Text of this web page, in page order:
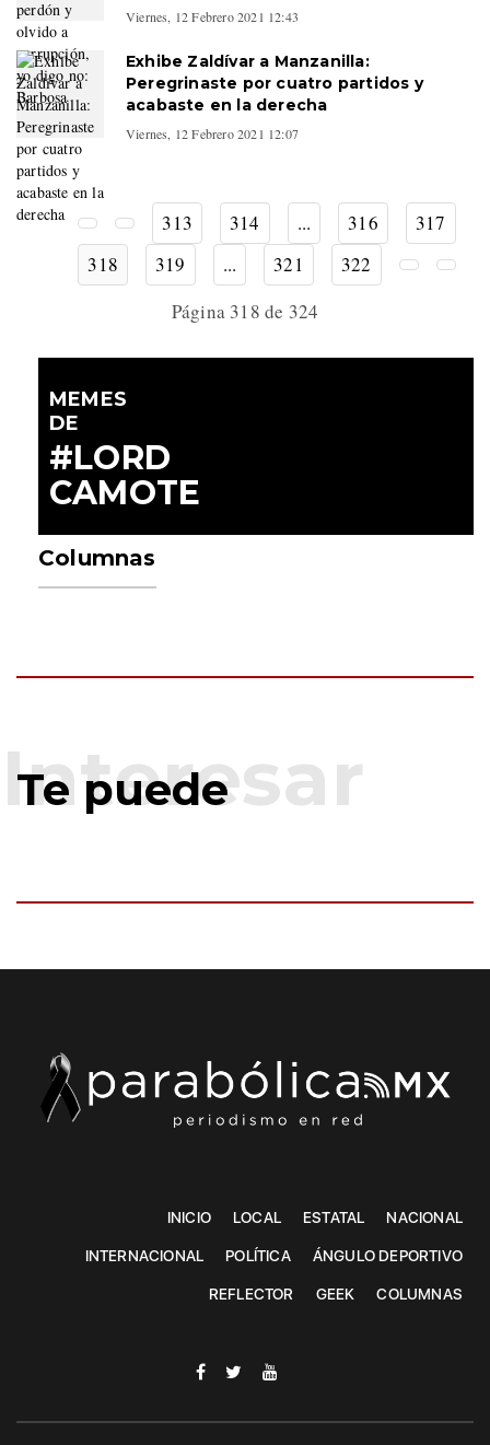
Viernes, 12 Febrero 2021 12:43
Exhibe Zaldívar a Manzanilla:
Peregrinaste por cuatro partidos y
acabaste en la derecha
Viernes, 12 Febrero 2021 12:07
313 314 ... 316
317
318
319 ... 321
322
Página 318 de 324
MEMES
DE
#LORD
CAMOTE
Columnas
Te puede
INICIO LOCAL ESTATAL NACIONAL
INTERNACIONAL POLÍTICA ÁNGULO DEPORTIVO
REFLECTOR GEEK COLUMNAS